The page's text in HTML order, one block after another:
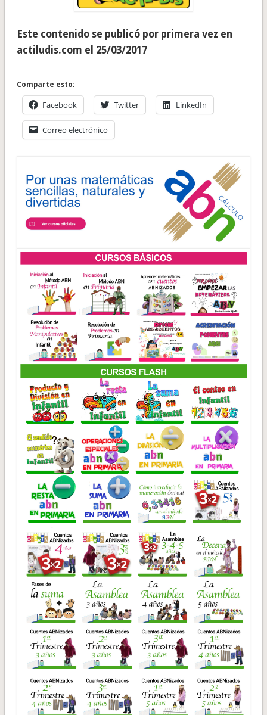
Este contenido se publicó por primera vez en
actiludis.com el 25/03/2017
Comparte esto:
Facebook Twitter LinkedIn
Correo electrónico